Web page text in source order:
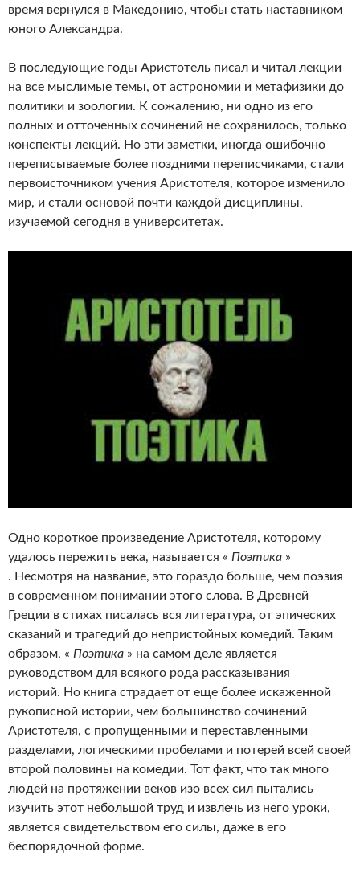
время вернулся в Македонию, чтобы стать наставником
юного Александра.
В последующие годы Аристотель писал и читал лекции
на все мыслимые темы, от астрономии и метафизики до
политики и зоологии. К сожалению, ни одно из его
полных и отточенных сочинений не сохранилось, только
конспекты лекций. Но эти заметки, иногда ошибочно
переписываемые более поздними переписчиками, стали
первоисточником учения Аристотеля, которое изменило
мир, и стали основой почти каждой дисциплины,
изучаемой сегодня в университетах.
Одно короткое произведение Аристотеля, которому
удалось пережить века, называется « Поэтика »
. Несмотря на название, это гораздо больше, чем поэзия
в современном понимании этого слова. В Древней
Греции в стихах писалась вся литература, от эпических
сказаний и трагедий до непристойных комедий. Таким
образом, « Поэтика » на самом деле является
руководством для всякого рода рассказывания
историй. Но книга страдает от еще более искаженной
рукописной истории, чем большинство сочинений
Аристотеля, с пропущенными и переставленными
разделами, логическими пробелами и потерей всей своей
второй половины на комедии. Тот факт, что так много
людей на протяжении веков изо всех сил пытались
изучить этот небольшой труд и извлечь из него уроки,
является свидетельством его силы, даже в его
беспорядочной форме.